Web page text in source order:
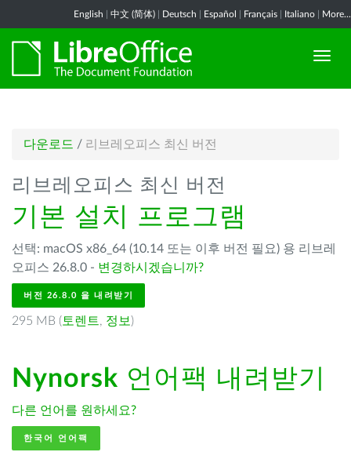
English 中文 (简体) Deutsch Español Français Italiano More...
다운로드 / 리브레오피스 최신 버전
리브레오피스 최신 버전
기본 설치 프로그램
선택: macOS x86_64 (10.14 또는 이후 버전 필요) 용 리브레
오피스 26.8.0 - 변경하시겠습니까?
버전 26.8.0 을 내려받기
295 MB ( 토렌트, 정보 )
Nynorsk 언어팩 내려받기
다른 언어를 원하세요?
한국어 언어팩